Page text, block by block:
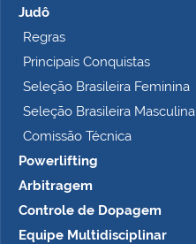
Judô
Regras
Principais Conquistas
Seleção Brasileira Feminina
Seleção Brasileira Masculina
Comissão Técnica
Powerlifting
Arbitragem
Controle de Dopagem
Equipe Multidisciplinar